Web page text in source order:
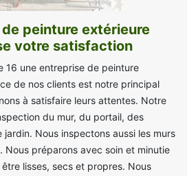
peinture extérieure
votre satisfaction
16 une entreprise de peinture
de nos clients est notre principal
à satisfaire leurs attentes. Notre
du mur, du portail, des
Nous inspectons aussi les murs
Nous préparons avec soin et minutie
lisses, secs et propres. Nous